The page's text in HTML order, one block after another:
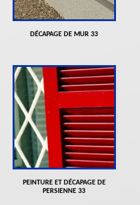
DÉCAPAGE DE MUR 33
PEINTURE ET DÉCAPAGE DE
PERSIENNE 33